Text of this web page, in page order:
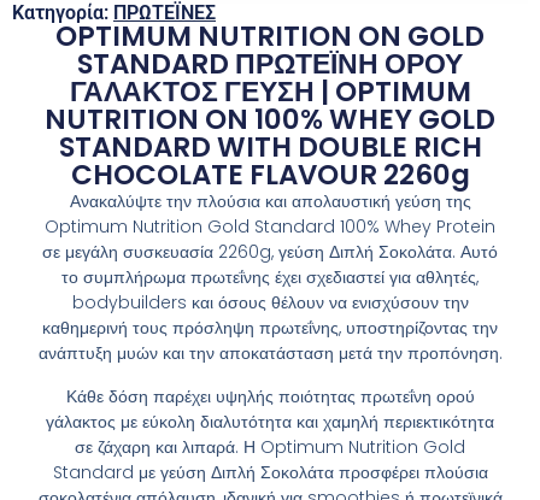
Κατηγορία: ΠΡΩΤΕΪΝΕΣ
OPTIMUM NUTRITION ON GOLD
STANDARD ΠΡΩΤΕΪΝΗ ΟΡΟΥ
ΓΑΛΑΚΤΟΣ ΓΕΥΣΗ | OPTIMUM
NUTRITION ON 100% WHEY GOLD
STANDARD WITH DOUBLE RICH
CHOCOLATE FLAVOUR 2260g
Ανακαλύψτε την πλούσια και απολαυστική γεύση της
Optimum Nutrition Gold Standard 100% Whey Protein
σε μεγάλη συσκευασία 2260g, γεύση Διπλή Σοκολάτα. Αυτό
το συμπλήρωμα πρωτεΐνης έχει σχεδιαστεί για αθλητές,
bodybuilders και όσους θέλουν να ενισχύσουν την
καθημερινή τους πρόσληψη πρωτεΐνης, υποστηρίζοντας την
ανάπτυξη μυών και την αποκατάσταση μετά την προπόνηση.
Κάθε δόση παρέχει υψηλής ποιότητας πρωτεΐνη ορού
γάλακτος με εύκολη διαλυτότητα και χαμηλή περιεκτικότητα
σε ζάχαρη και λιπαρά. Η Optimum Nutrition Gold
Standard με γεύση Διπλή Σοκολάτα προσφέρει πλούσια